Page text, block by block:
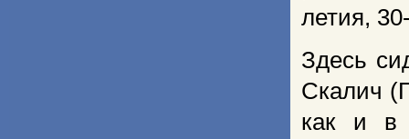
летия,
Здесь
Скалич
как и в